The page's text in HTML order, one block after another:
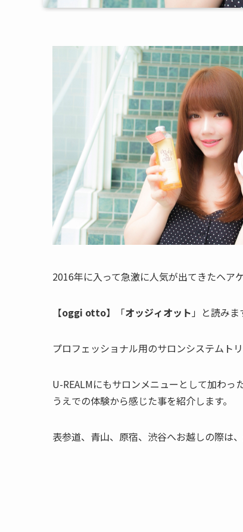
2016年に入って急激に人気が出てきたヘア
【oggi otto】「オッジィオット 」と読みま
プロフェッショナル用のサロンシステムト
U-REALMにもサロンメニューとして加わ
うえでの体験から感じた事を紹介します。
表参道、青山、原宿、渋谷へお越しの際は